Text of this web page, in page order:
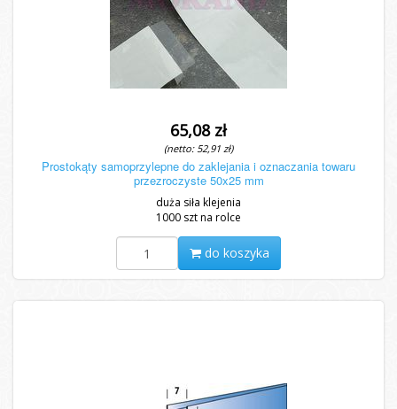
65,08 zł
(netto: 52,91 zł)
Prostokąty samoprzylepne do zaklejania i oznaczania towaru
przezroczyste 50x25 mm
duża siła klejenia
1000 szt na rolce
do koszyka